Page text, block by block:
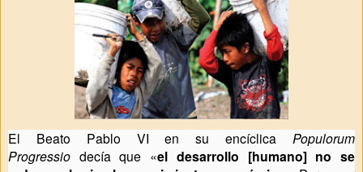
El Beato Pablo VI en su encíclica
Populorum
Progressio decía que «el desarrollo [humano] no se